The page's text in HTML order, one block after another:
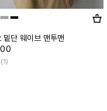
밑단 웨이브 맨투맨